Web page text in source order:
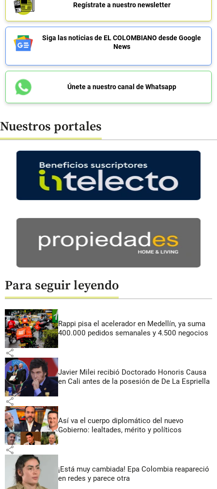
Regístrate a nuestro newsletter
Siga las noticias de EL COLOMBIANO desde Google
News
Únete a nuestro canal de Whatsapp
Nuestros portales
Para seguir leyendo
Rappi pisa el acelerador en Medellín, ya suma
400.000 pedidos semanales y 4.500 negocios
share
Javier Milei recibió Doctorado Honoris Causa
en Cali antes de la posesión de De La Espriella
share
Así va el cuerpo diplomático del nuevo
Gobierno: lealtades, mérito y políticos
share
¡Está muy cambiada! Epa Colombia reapareció
en redes y parece otra